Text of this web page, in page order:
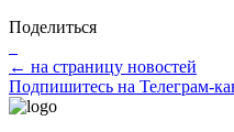
Поделиться
← на страницу новостей
Подпишитесь на Телеграм-